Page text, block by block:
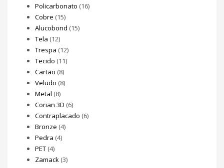
Policarbonato (16)
Cobre (15)
Alucobond (15)
Tela (12)
Trespa (12)
Tecido (11)
Cartão (8)
Veludo (8)
Metal (8)
Corian 3D (6)
Contraplacado (6)
Bronze (4)
Pedra (4)
PET (4)
Zamack (3)